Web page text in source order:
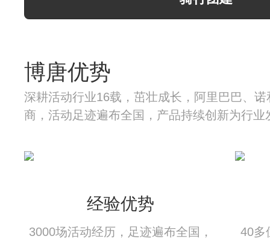
博唐优势
深耕活动行业16载，茁壮成长，阿里巴巴、
商，活动足迹遍布全国，产品持续创新为行业
经验优势
3000场活动经历，足迹遍布全国，
40多